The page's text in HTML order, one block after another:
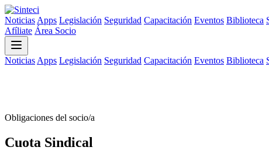
Noticias Apps Legislación Seguridad Capacitación Eventos Biblioteca
Afíliate Área Socio
Noticias Apps Legislación Seguridad Capacitación Eventos Biblioteca
Obligaciones del socio/a
Cuota Sindical